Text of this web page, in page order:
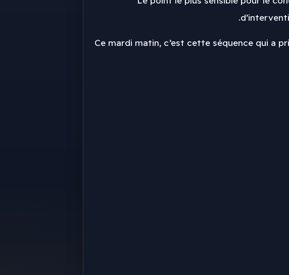
Ce mardi matin, c’est cette séquence qui a